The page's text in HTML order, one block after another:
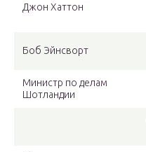
Джон Хаттон
Боб Эйнсворт
Министр по делам
Шотландии